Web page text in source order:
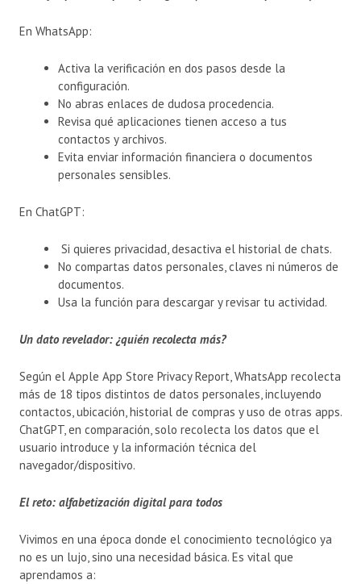
En WhatsApp:
Activa la verificación en dos pasos desde la
configuración.
No abras enlaces de dudosa procedencia.
Revisa qué aplicaciones tienen acceso a tus
contactos y archivos.
Evita enviar información financiera o documentos
personales sensibles.
En ChatGPT:
Si quieres privacidad, desactiva el historial de chats.
No compartas datos personales, claves ni números de
documentos.
Usa la función para descargar y revisar tu actividad.
Un dato revelador: ¿quién recolecta más?
Según el Apple App Store Privacy Report, WhatsApp recolecta
más de 18 tipos distintos de datos personales, incluyendo
contactos, ubicación, historial de compras y uso de otras apps.
ChatGPT, en comparación, solo recolecta los datos que el
usuario introduce y la información técnica del
navegador/dispositivo.
El reto: alfabetización digital para todos
Vivimos en una época donde el conocimiento tecnológico ya
no es un lujo, sino una necesidad básica. Es vital que
aprendamos a: